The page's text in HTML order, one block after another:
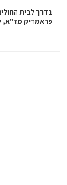
בדרך לבית
פראמדיק מד"א,